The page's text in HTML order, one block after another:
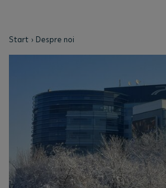
Start Despre noi